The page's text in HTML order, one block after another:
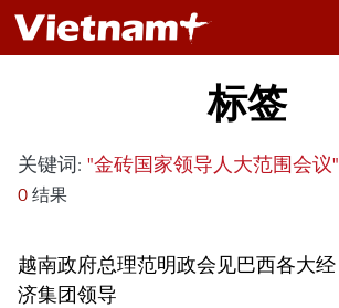
标签
关键词: "金砖国家领导人大范围会议"
0 结果
越南政府总理范明政会见巴西各大经
济集团领导